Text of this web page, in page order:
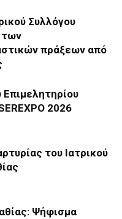
Συλλόγου
των
πράξεων από
2026
του Ιατρικού
Ψήφισμα